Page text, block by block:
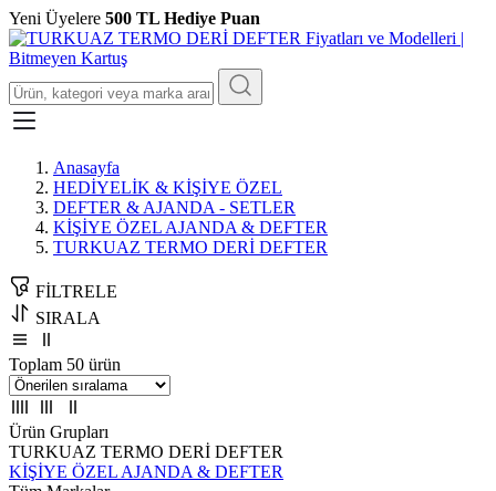
Yeni Üyelere 500 TL Hediye Puan
Anasayfa
HEDİYELİK & KİŞİYE ÖZEL
DEFTER & AJANDA - SETLER
KİŞİYE ÖZEL AJANDA & DEFTER
TURKUAZ TERMO DERİ DEFTER
FİLTRELE
SIRALA
Toplam 50 ürün
Ürün Grupları
TURKUAZ TERMO DERİ DEFTER
KİŞİYE ÖZEL AJANDA & DEFTER